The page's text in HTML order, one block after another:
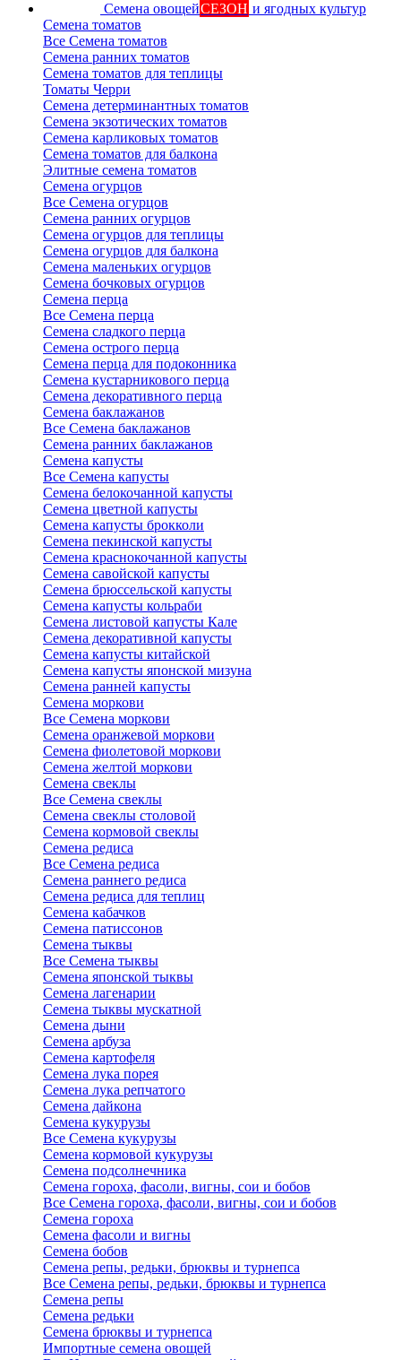
Семена овощейСЕЗОН и ягодных культур
Семена томатов
Все Семена томатов
Семена ранних томатов
Семена томатов для теплицы
Томаты Черри
Семена детерминантных томатов
Семена экзотических томатов
Семена карликовых томатов
Семена томатов для балкона
Элитные семена томатов
Семена огурцов
Все Семена огурцов
Семена ранних огурцов
Семена огурцов для теплицы
Семена огурцов для балкона
Семена маленьких огурцов
Семена бочковых огурцов
Семена перца
Все Семена перца
Семена сладкого перца
Семена острого перца
Семена перца для подоконника
Семена кустарникового перца
Семена декоративного перца
Семена баклажанов
Все Семена баклажанов
Семена ранних баклажанов
Семена капусты
Все Семена капусты
Семена белокочанной капусты
Семена цветной капусты
Семена капусты брокколи
Семена пекинской капусты
Семена краснокочанной капусты
Семена савойской капусты
Семена брюссельской капусты
Семена капусты кольраби
Семена листовой капусты Кале
Семена декоративной капусты
Семена капусты китайской
Семена капусты японской мизуна
Семена ранней капусты
Семена моркови
Все Семена моркови
Семена оранжевой моркови
Семена фиолетовой моркови
Семена желтой моркови
Семена свеклы
Все Семена свеклы
Семена свеклы столовой
Семена кормовой свеклы
Семена редиса
Все Семена редиса
Семена раннего редиса
Семена редиса для теплиц
Семена кабачков
Семена патиссонов
Семена тыквы
Все Семена тыквы
Семена японской тыквы
Семена лагенарии
Семена тыквы мускатной
Семена дыни
Семена арбуза
Семена картофеля
Семена лука порея
Семена лука репчатого
Семена дайкона
Семена кукурузы
Все Семена кукурузы
Семена кормовой кукурузы
Семена подсолнечника
Семена гороха, фасоли, вигны, сои и бобов
Все Семена гороха, фасоли, вигны, сои и бобов
Семена гороха
Семена фасоли и вигны
Семена бобов
Семена репы, редьки, брюквы и турнепса
Все Семена репы, редьки, брюквы и турнепса
Семена репы
Семена редьки
Семена брюквы и турнепса
Импортные семена овощей